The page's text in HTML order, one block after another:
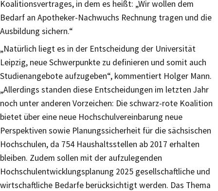
Koalitionsvertrages, in dem es heißt: „Wir wollen dem
Bedarf an Apotheker-Nachwuchs Rechnung tragen und die
Ausbildung sichern.“
„Natürlich liegt es in der Entscheidung der Universität
Leipzig, neue Schwerpunkte zu definieren und somit auch
Studienangebote aufzugeben“, kommentiert Holger Mann.
„Allerdings standen diese Entscheidungen im letzten Jahr
noch unter anderen Vorzeichen: Die schwarz-rote Koalition
bietet über eine neue Hochschulvereinbarung neue
Perspektiven sowie Planungssicherheit für die sächsischen
Hochschulen, da 754 Haushaltsstellen ab 2017 erhalten
bleiben. Zudem sollen mit der aufzulegenden
Hochschulentwicklungsplanung 2025 gesellschaftliche und
wirtschaftliche Bedarfe berücksichtigt werden. Das Thema